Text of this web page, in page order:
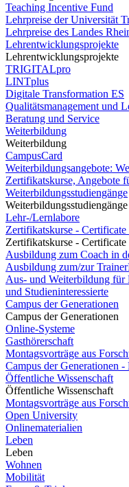
Teaching Incentive Fund
Lehrpreise der Universität
Lehrpreise des Landes
Lehrentwicklungsprojekte
Lehrentwicklungsprojekte
TRIGITALpro
LINTplus
Digitale Transformation ES
Qualitätsmanagement und
Beratung und Service
Weiterbildung
Weiterbildung
CampusCard
Weiterbildungsangebote:
Zertifikatskurse, Angebote
Weiterbildungsstudiengänge
Weiterbildungsstudiengänge
Lehr-/Lernlabore
Zertifikatskurse -
Zertifikatskurse -
Ausbildung zum Coach in
Ausbildung zum/zur
Aus- und Weiterbildung für
und Studieninteressierte
Campus der Generationen
Campus der Generationen
Online-Systeme
Gasthörerschaft
Montagsvorträge aus
Campus der Generationen
Öffentliche Wissenschaft
Öffentliche Wissenschaft
Montagsvorträge aus
Open University
Onlinematerialien
Leben
Leben
Wohnen
Mobilität